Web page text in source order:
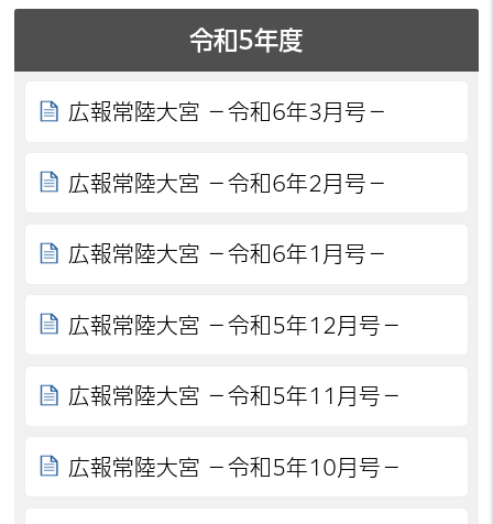
令和5年度
広報常陸大宮 －令和6年3月号－
広報常陸大宮 －令和6年2月号－
広報常陸大宮 －令和6年1月号－
広報常陸大宮 －令和5年12月号－
広報常陸大宮 －令和5年11月号－
広報常陸大宮 －令和5年10月号－